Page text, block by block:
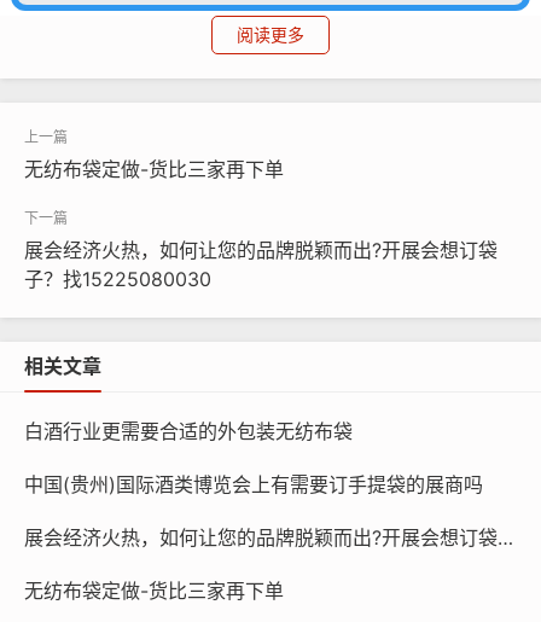
工艺：利用热风将纤维(如ES纤维)吹结成蓬松网状结构。
特点：柔软、蓬松、吸湿透气性强。
用途：多用于卫生巾表层，直接接触皮肤，提供亲肤触感。
优缺点：触感接近棉花，适合敏感肌，但吸液后易变形。
3. 水刺无纺布(Spunlace Nonwoven)
工艺：高压水柱将纤维交缠加固，无需化学黏合剂。
特点：强度高、柔软、吸液快且不易起毛。
用途：高端卫生巾的导流层或表层，促进液体快速下渗。
特点：兼具透气、防漏和抗菌功能。
用途：部分卫生巾的功能层，用于提升防漏或抑菌效果。
阅读更多
无纺布袋定做-货比三家再下单
展会经济火热，如何让您的品牌脱颖而出?开展会想订袋
子？找15225080030
相关文章
白酒行业更需要合适的外包装无纺布袋
中国(贵州)国际酒类博览会上有需要订手提袋的展商吗
展会经济火热，如何让您的品牌脱颖而出?开展会想订袋子？找15225080030
无纺布袋定做-货比三家再下单